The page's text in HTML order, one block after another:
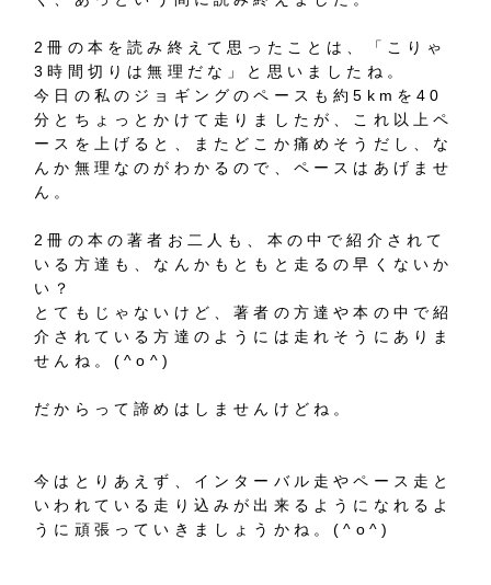
2冊の本を読み終えて思ったことは、「こりゃ
3時間切りは無理だな」と思いましたね。
今日の私のジョギングのペースも約5kmを40
分とちょっとかけて走りましたが、これ以上ペ
ースを上げると、またどこか痛めそうだし、な
んか無理なのがわかるので、ペースはあげませ
ん。
2冊の本の著者お二人も、本の中で紹介されて
いる方達も、なんかもともと走るの早くないか
い？
とてもじゃないけど、著者の方達や本の中で紹
介されている方達のようには走れそうにありま
せんね。(^o^)
だからって諦めはしませんけどね。
今はとりあえず、インターバル走やペース走と
いわれている走り込みが出来るようになれるよ
うに頑張っていきましょうかね。(^o^)